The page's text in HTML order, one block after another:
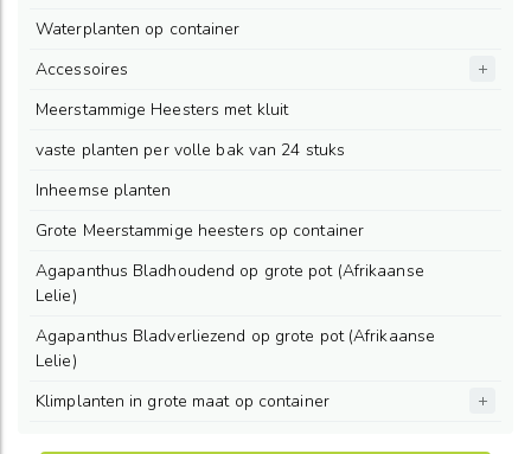
Waterplanten op container
Accessoires
Meerstammige Heesters met kluit
vaste planten per volle bak van 24 stuks
Inheemse planten
Grote Meerstammige heesters op container
Agapanthus Bladhoudend op grote pot (Afrikaanse
Lelie)
Agapanthus Bladverliezend op grote pot (Afrikaanse
Lelie)
Klimplanten in grote maat op container